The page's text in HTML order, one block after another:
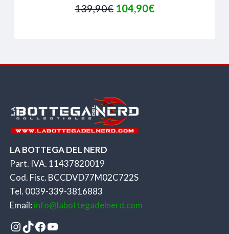
139,90€ Il
104,90€Il
LA BOTTEGA DEL NERD
Part. IVA. 11437820019
Cod. Fisc. BCCDVD77M02C722S
Tel. 0039-339-3816883
Email: info@labottegadelnerd.com
Instagram
TikTok
Facebook
YouTube